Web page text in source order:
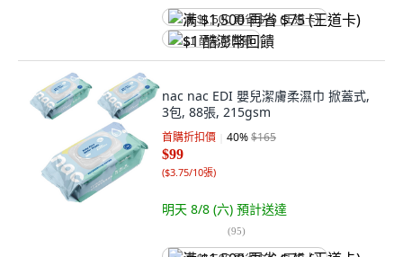
满 $1,500 再省 $75 (王道卡)
$1 酷澎幣回饋
nac nac EDI 嬰兒潔膚柔濕巾 掀蓋式,
3包, 88張, 215gsm
首購折扣價 40%$165
$99
($3.75/10張)
明天 8/8 (六) 預計送達
(95)